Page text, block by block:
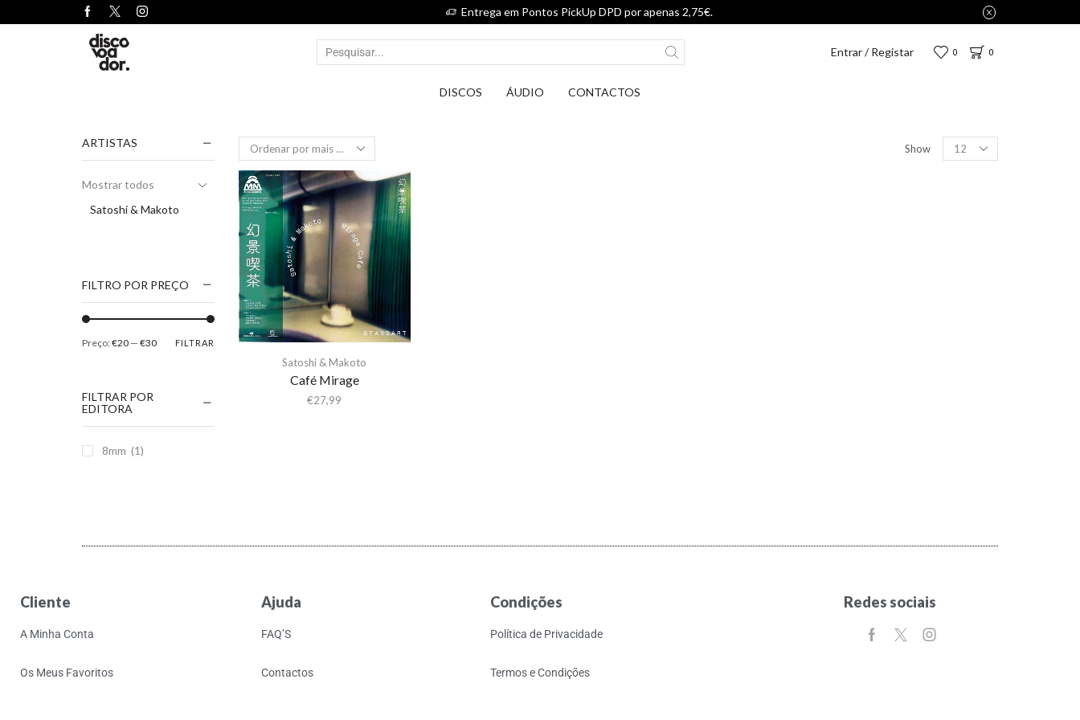
Entrega em Pontos PickUp DPD por apenas 2,75€.
Entrar / Registar 0 0
DISCOS ÁUDIO CONTACTOS
Show
Satoshi & Makoto
Café Mirage
€27,99
ARTISTAS
Mostrar todos
Satoshi & Makoto
FILTRO POR PREÇO
FILTRAR
Preço:€20 — €30
FILTRAR POR
EDITORA
8mm (1)
Cliente
A Minha Conta
Os Meus Favoritos
Ajuda
FAQ’S
Contactos
Condições
Política de Privacidade
Termos e Condições
Redes sociais